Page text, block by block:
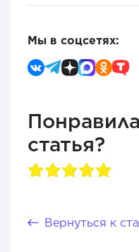
Мы в соцсетях:
статья?
Вернуться к